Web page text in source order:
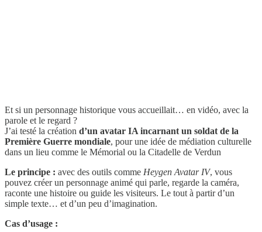
Et si un personnage historique vous accueillait… en vidéo, avec la
parole et le regard ?
J’ai testé la création d’un avatar IA incarnant un soldat de la
Première Guerre mondiale, pour une idée de médiation culturelle
dans un lieu comme le Mémorial ou la Citadelle de Verdun
Le principe : avec des outils comme Heygen Avatar IV, vous
pouvez créer un personnage animé qui parle, regarde la caméra,
raconte une histoire ou guide les visiteurs. Le tout à partir d’un
simple texte… et d’un peu d’imagination.
Cas d’usage :